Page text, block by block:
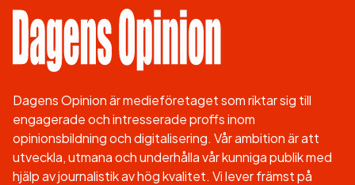
Dagens Opinion är medieföretaget som riktar sig till
engagerade och intresserade proffs inom
opinionsbildning och digitalisering. Vår ambition är att
utveckla, utmana och underhålla vår kunniga publik med
hjälp av journalistik av hög kvalitet. Vi lever främst på